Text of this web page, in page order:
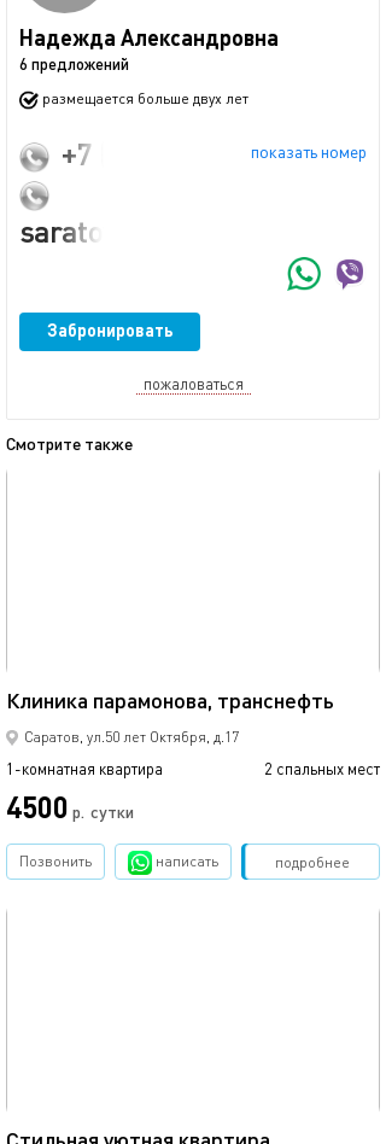
Надежда Александровна
6 предложений
размещается больше двух лет
показать номер
+7 (901) 806-30-90
saratovinfo1984@mail.ru
Забронировать
пожаловаться
Смотрите также
Клиника парамонова, транснефть
Саратов, ул.50 лет Октября, д.17
1-комнатная квартира 2 спальных мест
4500 р. сутки
подробнее
Позвонить написать Забронировать